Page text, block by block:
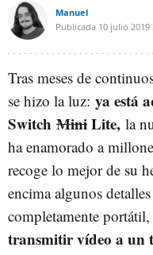
Manuel
Publicada 10 julio 2019
Tras meses de
se hizo la luz: ya está
Switch MiniLite, la
ha enamorado a
recoge lo mejor de su
encima algunos
completamente portátil,
transmitir vídeo a un